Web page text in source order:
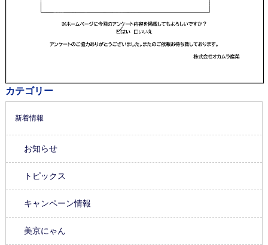
カテゴリー
新着情報
お知らせ
トピックス
キャンペーン情報
美京にゃん